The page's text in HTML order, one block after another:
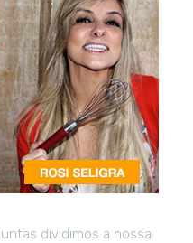
dividimos a nossa